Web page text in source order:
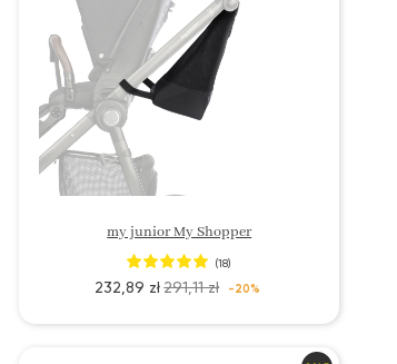
my junior My Shopper
(18)
232,89 zł 291,11 zł -20%